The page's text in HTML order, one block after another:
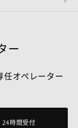
ー
任オペレーター
24時間受付